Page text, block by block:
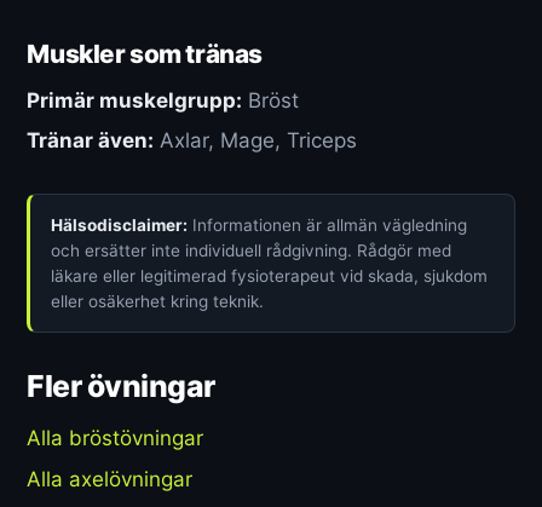
Muskler som tränas
Primär muskelgrupp: Bröst
Tränar även: Axlar, Mage, Triceps
Hälsodisclaimer: Informationen är allmän vägledning
och ersätter inte individuell rådgivning. Rådgör med
läkare eller legitimerad fysioterapeut vid skada, sjukdom
eller osäkerhet kring teknik.
Fler övningar
Alla bröstövningar
Alla axelövningar